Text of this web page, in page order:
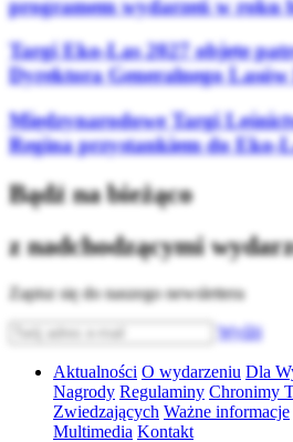
programem wydarzeń w roku
Targi Eko-Las 2027 objęte
Dyrektora Generalnego
Międzynarodowe Targi
Regina przystankiem do Eko-
Bądź na bieżąco
z nadchodzącymi
Zapisz się do naszego newslettera
Wyślij
Aktualności O wydarzeniu Dla
Nagrody Regulaminy Chronimy
Zwiedzających Ważne informacje
Multimedia Kontakt